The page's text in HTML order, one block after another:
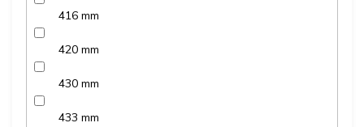
416 mm
420 mm
430 mm
433 mm